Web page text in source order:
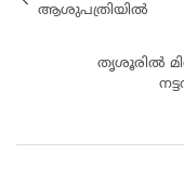
ആശുപത്രിയിൽ
തൃശൂരിൽ